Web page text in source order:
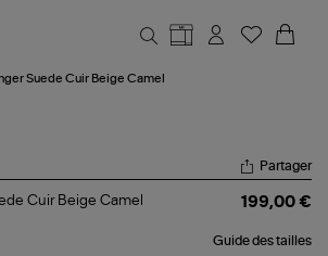
Suede Cuir Beige Camel
Partager
Cuir Beige Camel 199,00 €
Guide des tailles